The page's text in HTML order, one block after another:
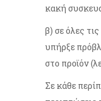
κακή
β) σε όλες
υπήρξε
στο προϊόν
Σε κάθε